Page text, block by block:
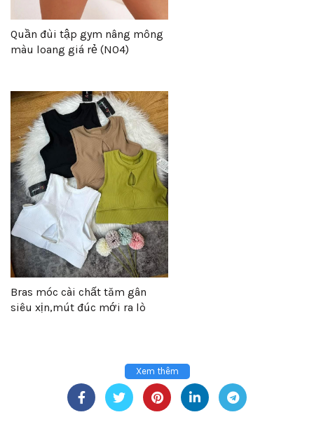
Quần đùi tập gym nâng mông
màu loang giá rẻ (N04)
Bras móc cài chất tăm gân
siêu xịn,mút đúc mới ra lò
Xem thêm